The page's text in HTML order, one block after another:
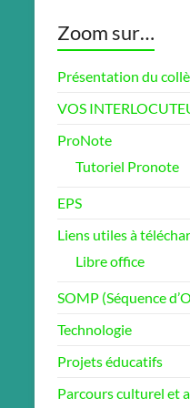
Zoom sur…
Présentation du
VOS
ProNote
Tutoriel Pronote
EPS
Liens utiles à
Libre office
SOMP (Séquence
Technologie
Projets éducatifs
Parcours culturel et